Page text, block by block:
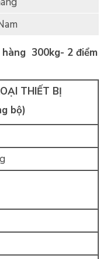
300kg- 2 điểm
THIẾT BỊ
bộ)